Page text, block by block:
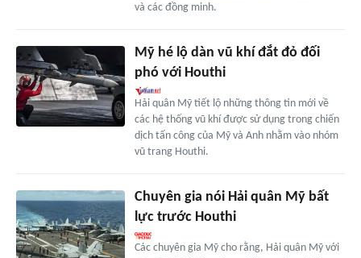
và các đồng minh.
Mỹ hé lộ dàn vũ khí đắt đỏ đối
phó với Houthi
Hải quân Mỹ tiết lộ những thông tin mới về
các hệ thống vũ khí được sử dụng trong chiến
dịch tấn công của Mỹ và Anh nhằm vào nhóm
vũ trang Houthi.
Chuyên gia nói Hải quân Mỹ bất
lực trước Houthi
Các chuyên gia Mỹ cho rằng, Hải quân Mỹ với